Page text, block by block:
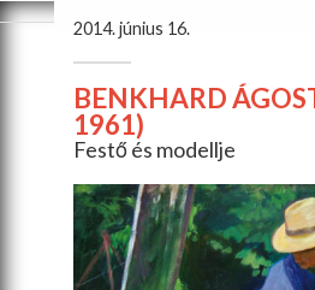
2014. június 16.
BENKHARD
1961)
Festő és modellje